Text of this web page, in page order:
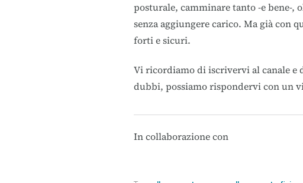
posturale, camminare tanto -e bene-,
senza aggiungere carico. Ma già con
forti e sicuri.
Vi ricordiamo di iscrivervi al canale e
dubbi, possiamo rispondervi con un
In collaborazione con